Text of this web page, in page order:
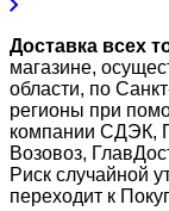
Доставка всех
магазине,
области, по
регионы при
компании СДЭК,
Возовоз,
Риск случайной
переходит к